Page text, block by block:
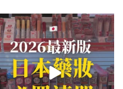
2026🇯🇵日本藥妝店必買什麼
日本最近紅什麼？...
120 20